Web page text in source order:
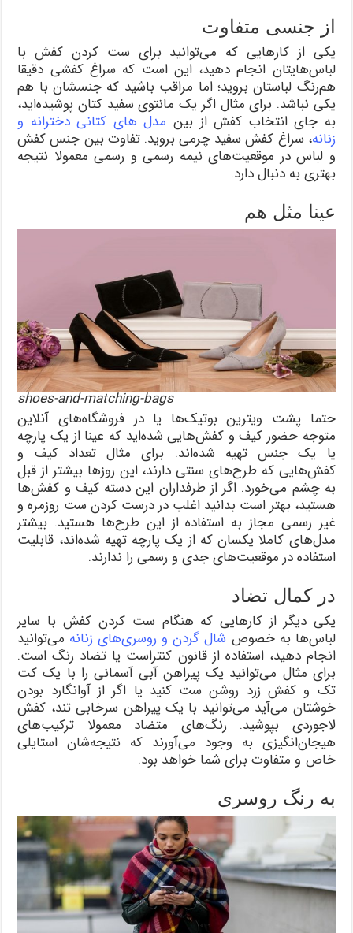
از جنسی متفاوت
یکی از کارهایی که می‌توانید برای ست کردن کفش با
لباس‌هایتان انجام دهید، این است که سراغ کفشی دقیقا
هم‌رنگ لباستان بروید؛ اما مراقب باشید که جنسشان با هم
یکی نباشد. برای مثال اگر یک مانتوی سفید کتان پوشیده‌اید،
به جای انتخاب کفش از بین مدل های کتانی دخترانه و
زنانه، سراغ کفش سفید چرمی بروید. تفاوت بین جنس کفش
و لباس در موقعیت‌های نیمه رسمی و رسمی معمولا نتیجه
بهتری به دنبال دارد.
عینا مثل هم
shoes-and-matching-bags
حتما پشت ویترین بوتیک‌ها یا در فروشگاه‌های آنلاین
متوجه حضور کیف و کفش‌هایی شده‌اید که عینا از یک پارچه
یا یک جنس تهیه شده‌اند. برای مثال تعداد کیف و
کفش‌هایی که طرح‌های سنتی دارند، این روزها بیشتر از قبل
به چشم می‌خورد. اگر از طرفداران این دسته کیف و کفش‌ها
هستید، بهتر است بدانید اغلب در درست کردن ست روزمره و
غیر رسمی مجاز به استفاده از این طرح‌ها هستید. بیشتر
مدل‌های کاملا یکسان که از یک پارچه تهیه شده‌اند، قابلیت
استفاده در موقعیت‌های جدی و رسمی را ندارند.
در کمال تضاد
یکی دیگر از کارهایی که هنگام ست کردن کفش با سایر
لباس‌ها به خصوص شال گردن و روسری‌های زنانه می‌توانید
انجام دهید، استفاده از قانون کنتراست یا تضاد رنگ است.
برای مثال می‌توانید یک پیراهن آبی آسمانی را با یک کت
تک و کفش زرد روشن ست کنید یا اگر از آوانگارد بودن
خوشتان می‌آید می‌توانید با یک پیراهن سرخابی تند، کفش
لاجوردی بپوشید. رنگ‌های متضاد معمولا ترکیب‌های
هیجان‌انگیزی به وجود می‌آورند که نتیجه‌شان استایلی
خاص و متفاوت برای شما خواهد بود.
به رنگ روسری